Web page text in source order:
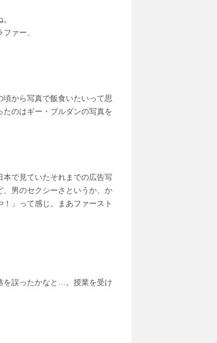
ァー、
から写真で飯食いたいって思
のはギー・ブルダンの写真を
で見ていたそれまでの広告写
男のセクシーさというか、か
」って感じ。まあファースト
を誤ったかなと…。授業を受け